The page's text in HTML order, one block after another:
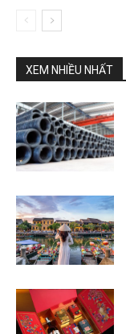
XEM NHIỀU NHẤT